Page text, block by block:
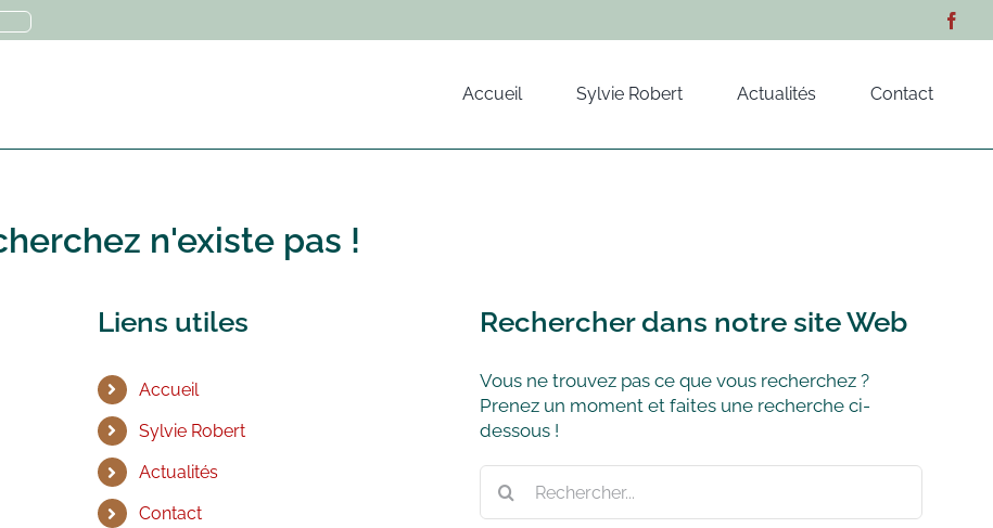
Accueil Sylvie Robert Actualités Contact
n'existe pas !
Liens utiles
Accueil
Sylvie Robert
Actualités
Contact
Rechercher dans notre site Web
Vous ne trouvez pas ce que vous recherchez ?
Prenez un moment et faites une recherche ci-
dessous !